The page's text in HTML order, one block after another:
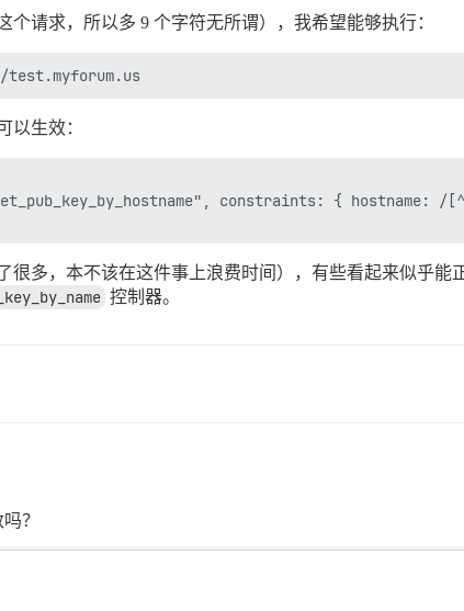
请求，所以多 9 个字符无所谓），我希望能够执行：
以生效：
constraints: { hostname: /
很多，本不该在这件事上浪费时间），有些看起来似
控制器。
？